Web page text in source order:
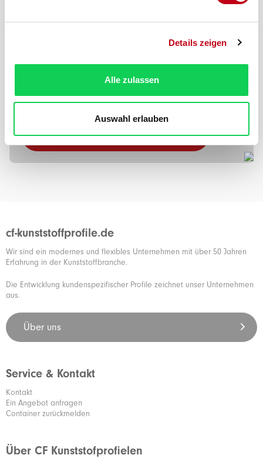
Details zeigen
Alle zulassen
Auswahl erlauben
Ist Ihr Produkt
nicht dabei?
Maßgeschneidertes Angebot
cf-kunststoffprofile.de
Wir sind ein modernes und flexibles Unternehmen mit über 50 Jahren
Erfahrung in der Kunststoffbranche.
Die Entwicklung kundenspezifischer Profile zeichnet unser Unternehmen
aus.
Über uns
Service & Kontakt
Kontakt
Ein Angebot anfragen
Container zurückmelden
Über CF Kunststofprofielen